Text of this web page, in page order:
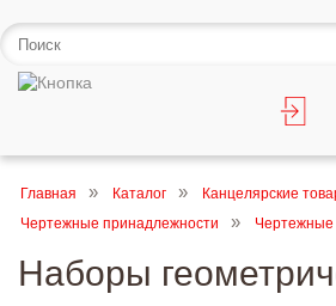
Главная Каталог
Канцелярские
Чертежные принадлежности
Чертежные
Наборы